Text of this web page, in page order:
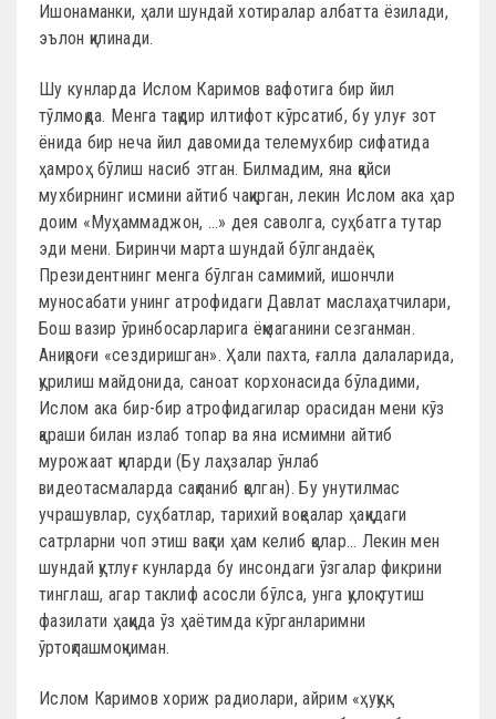
Ишонаманки, ҳали шундай хотиралар албатта ёзилади,
эълон қилинади.
Шу кунларда Ислом Каримов вафотига бир йил
тўлмоқда. Менга тақдир илтифот кўрсатиб, бу улуғ зот
ёнида бир неча йил давомида телемухбир сифатида
ҳамроҳ бўлиш насиб этган. Билмадим, яна қайси
мухбирнинг исмини айтиб чақирган, лекин Ислом ака ҳар
доим «Муҳаммаджон, …» дея саволга, суҳбатга тутар
эди мени. Биринчи марта шундай бўлгандаёқ
Президентнинг менга бўлган самимий, ишончли
муносабати унинг атрофидаги Давлат маслаҳатчилари,
Бош вазир ўринбосарларига ёқмаганини сезганман.
Аниқроғи «сездиришган». Ҳали пахта, ғалла далаларида,
қурилиш майдонида, саноат корхонасида бўладими,
Ислом ака бир-бир атрофидагилар орасидан мени кўз
қараши билан излаб топар ва яна исмимни айтиб
мурожаат қиларди (Бу лаҳзалар ўнлаб
видеотасмаларда сақланиб қолган). Бу унутилмас
учрашувлар, суҳбатлар, тарихий воқеалар ҳақидаги
сатрларни чоп этиш вақти ҳам келиб қолар… Лекин мен
шундай қутлуғ кунларда бу инсондаги ўзгалар фикрини
тинглаш, агар таклиф асосли бўлса, унга қулоқ тутиш
фазилати ҳақида ўз ҳаётимда кўрганларимни
ўртоқлашмоқчиман.
Ислом Каримов хориж радиолари, айрим «ҳуқуқ